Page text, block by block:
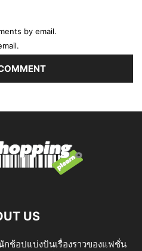
by email.
US
ช้อปแบ่งปันเรื่องราวของแฟชั่น